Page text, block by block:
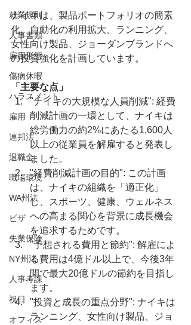
就業規則
人事書類
雇用形態
傷病休暇
ハラスメント
雇用
連邦法
退職金
職場環境
WA州法
ビザ
失業保険
NY州法
人事考課
祝日
オフィス
ナイキは、製品ポートフォリオの簡素
化、自動化の利用拡大、ランニング、
女性向け製品、ジョーダンブランドへ
の投資強化を計画しています。
「主要な点」
"ナイキの大規模な人員削減": 経費
削減計画の一環として、ナイキは
総労働力の約2%にあたる1,600人
以上の従業員を解雇すると発表し
ました。
"経費削減計画の目的": この計画
は、ナイキの組織を「適正化」
し、スポーツ、健康、ウェルネス
への高まる関心を背景に成長機会
を追求するためです。
"予想される費用と節約": 解雇によ
る費用は4億ドル以上で、今後3年
間で最大20億ドルの節約を目指し
ます。
"投資と成長の重点分野": ナイキは
ランニング、女性向け製品、ジョ